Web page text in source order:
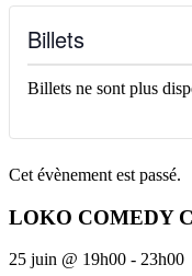
Billets
Billets ne sont plus
Cet évènement est passé.
LOKO COMEDY
25 juin @ 19h00 - 23h00